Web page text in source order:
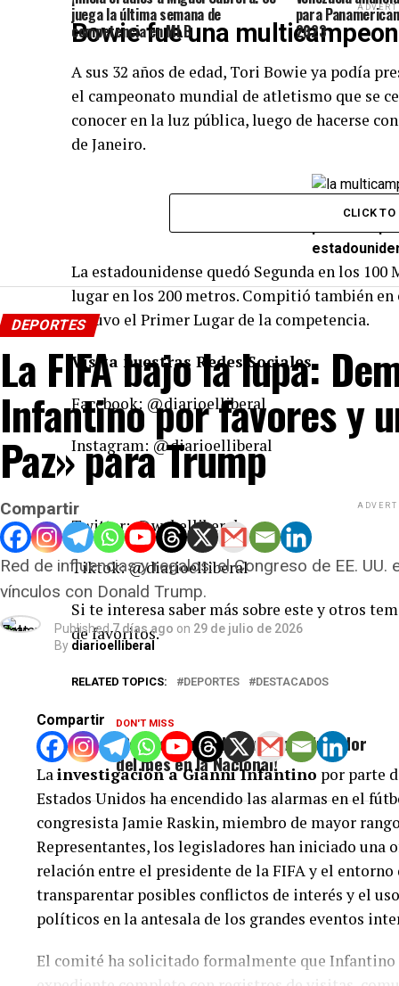
Bowie fue una
A sus 32 años de edad, Tori Bowie ya podía
el campeonato mundial de atletismo que se
conocer en la luz pública, luego de hacerse
de Janeiro.
La estadounidense quedó Segunda en los
lugar en los 200 metros. Compitió también
obtuvo el Primer Lugar de la competencia.
Visita nuestras Redes Sociales
Facebook: @diarioelliberal
Instagram: @diarioelliberal
Twitter: @webelliberal
Tiktok: @diarioelliberal
Si te interesa saber más sobre este y otros
de favoritos.
RELATED TOPICS: DEPORTES DESTACADOS
DON'T MISS
¡Ronald Acuña Jr nombrado jugador
del mes en la Nacional!
juega la última semana de
competencia en MLB
para
2023
CLICK
DEPORTES
La FIFA bajo la lupa:
Infantino por favores y
Paz» para Trump
Compartir
Red de influencias y regalos: el Congreso de EE.
vínculos con Donald Trump.
Published 7 días ago on 29 de julio de 2026
By diarioelliberal
Compartir
Lainvestigación a Gianni Infantino por parte
Estados Unidos ha encendido las alarmas en el
congresista Jamie Raskin, miembro de mayor
Representantes, los legisladores han iniciado una
relación entre el presidente de la FIFA y el
transparentar posibles conflictos de interés y el
políticos en la antesala de los grandes eventos
El comité ha solicitado formalmente que Infantino